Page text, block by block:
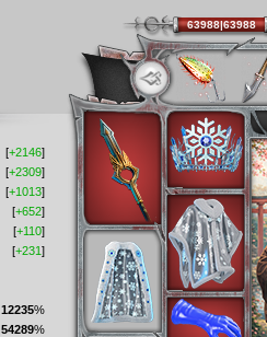
[+2146]
[+2309]
[+1013]
[+652]
[+110]
[+231]
12235%
54289%
63988|63988